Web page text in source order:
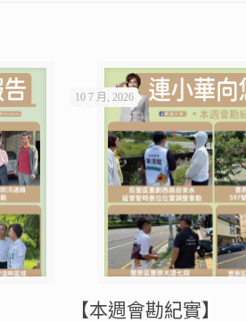
10 7 月, 2026
【本週會勘紀實】